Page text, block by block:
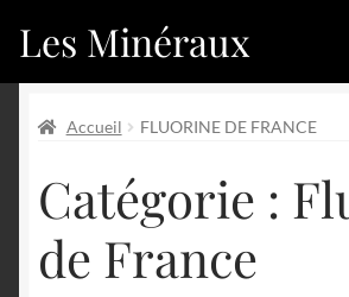
Aller
à
navigation
Aller
au
Les Minéraux
Nouveautés
Achat
Nouveautés
Blog
Accueil FLUORINE DE FRANCE
Catégorie :
de France